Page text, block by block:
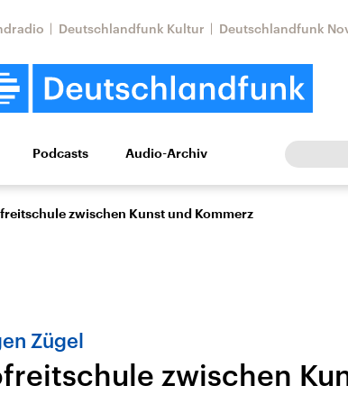
Deutschlandfunk Kultur Deutschlandfunk
Wissen Kultur Europa
Nahostkonflikt
Iran
Podcasts Audio-Archiv
zwischen Kunst und Kommerz
Zügel
zwischen